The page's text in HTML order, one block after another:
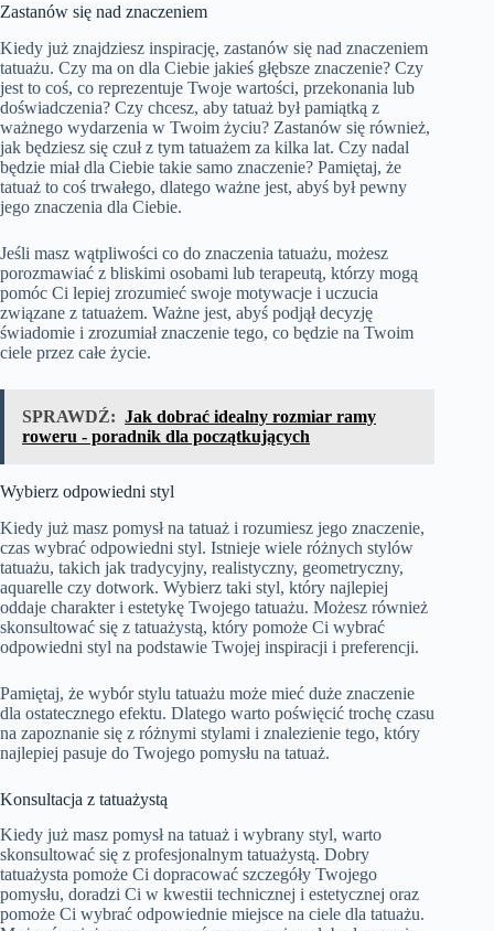
Zastanów się nad znaczeniem
Kiedy już znajdziesz inspirację, zastanów się nad znaczeniem
tatuażu. Czy ma on dla Ciebie jakieś głębsze znaczenie? Czy
jest to coś, co reprezentuje Twoje wartości, przekonania lub
doświadczenia? Czy chcesz, aby tatuaż był pamiątką z
ważnego wydarzenia w Twoim życiu? Zastanów się również,
jak będziesz się czuł z tym tatuażem za kilka lat. Czy nadal
będzie miał dla Ciebie takie samo znaczenie? Pamiętaj, że
tatuaż to coś trwałego, dlatego ważne jest, abyś był pewny
jego znaczenia dla Ciebie.
Jeśli masz wątpliwości co do znaczenia tatuażu, możesz
porozmawiać z bliskimi osobami lub terapeutą, którzy mogą
pomóc Ci lepiej zrozumieć swoje motywacje i uczucia
związane z tatuażem. Ważne jest, abyś podjął decyzję
świadomie i zrozumiał znaczenie tego, co będzie na Twoim
ciele przez całe życie.
SPRAWDŹ: Jak dobrać idealny rozmiar ramy
roweru - poradnik dla początkujących
Wybierz odpowiedni styl
Kiedy już masz pomysł na tatuaż i rozumiesz jego znaczenie,
czas wybrać odpowiedni styl. Istnieje wiele różnych stylów
tatuażu, takich jak tradycyjny, realistyczny, geometryczny,
aquarelle czy dotwork. Wybierz taki styl, który najlepiej
oddaje charakter i estetykę Twojego tatuażu. Możesz również
skonsultować się z tatuażystą, który pomoże Ci wybrać
odpowiedni styl na podstawie Twojej inspiracji i preferencji.
Pamiętaj, że wybór stylu tatuażu może mieć duże znaczenie
dla ostatecznego efektu. Dlatego warto poświęcić trochę czasu
na zapoznanie się z różnymi stylami i znalezienie tego, który
najlepiej pasuje do Twojego pomysłu na tatuaż.
Konsultacja z tatuażystą
Kiedy już masz pomysł na tatuaż i wybrany styl, warto
skonsultować się z profesjonalnym tatuażystą. Dobry
tatuażysta pomoże Ci dopracować szczegóły Twojego
pomysłu, doradzi Ci w kwestii technicznej i estetycznej oraz
pomoże Ci wybrać odpowiednie miejsce na ciele dla tatuażu.